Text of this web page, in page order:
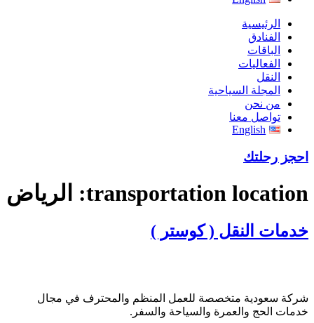
الرئيسية
الفنادق
الباقات
الفعاليات
النقل
المجلة السياحية
من نحن
تواصل معنا
English
احجز رحلتك
transportation location: الرياض
خدمات النقل ( كوستر )
شركة سعودية متخصصة للعمل المنظم والمحترف في مجال
خدمات الحج والعمرة والسياحة والسفر.